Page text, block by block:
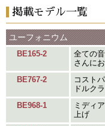
掲載モデル一覧
ユーフォニウム
BE165-2
全ての
さんに
BE767-2
コスト
ドルク
BE968-1
ミディ
上げ